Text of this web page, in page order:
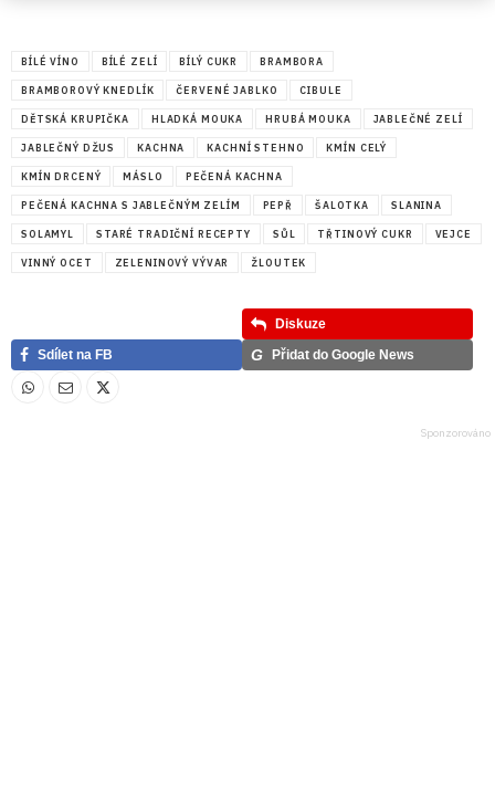
BÍLÉ VÍNO BÍLÉ ZELÍ BÍLÝ CUKR BRAMBORA
BRAMBOROVÝ KNEDLÍK ČERVENÉ JABLKO CIBULE
DĚTSKÁ KRUPIČKA HLADKÁ MOUKA HRUBÁ MOUKA JABLEČNÉ ZELÍ
JABLEČNÝ DŽUS KACHNA KACHNÍ STEHNO KMÍN CELÝ
KMÍN DRCENÝ MÁSLO PEČENÁ KACHNA
PEČENÁ KACHNA S JABLEČNÝM ZELÍM PEPŘ ŠALOTKA SLANINA
SOLAMYL STARÉ TRADIČNÍ RECEPTY SŮL TŘTINOVÝ CUKR VEJCE
VINNÝ OCET ZELENINOVÝ VÝVAR ŽLOUTEK
Diskuze
Sdílet na FB
G Přidat do Google News